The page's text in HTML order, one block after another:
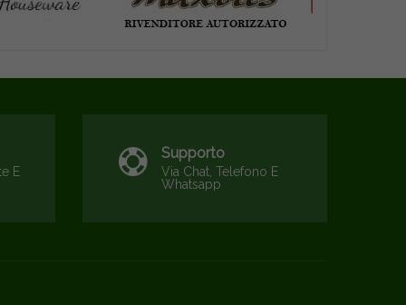
E
Supporto
Via Chat, Telefono E
Whatsapp